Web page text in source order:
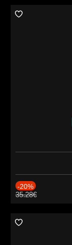
-20%
35.28€